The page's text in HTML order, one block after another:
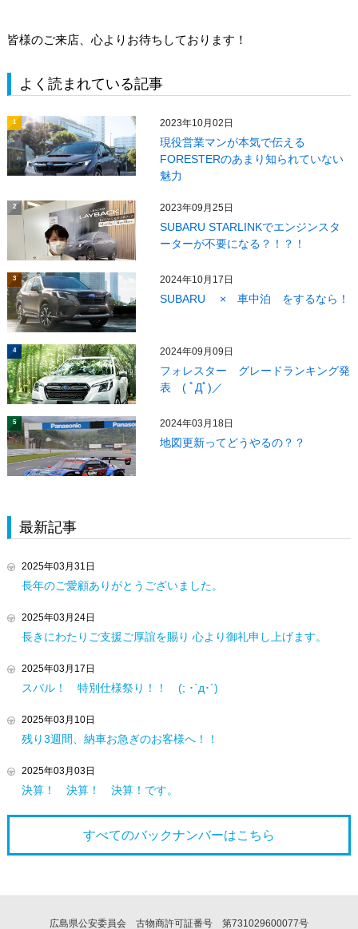
皆様のご来店、心よりお待ちしております！
よく読まれている記事
1 2023年10月02日
現役営業マンが本気で伝える
FORESTERのあまり知られていない
魅力
2 2023年09月25日
SUBARU STARLINKでエンジンスタ
ーターが不要になる？！？！
3 2024年10月17日
SUBARU × 車中泊 をするなら！
4 2024年09月09日
フォレスター グレードランキング発
表 ( ﾟДﾟ)／
5 2024年03月18日
地図更新ってどうやるの？？
最新記事
2025年03月31日
長年のご愛顧ありがとうございました。
2025年03月24日
長きにわたりご支援ご厚誼を賜り 心より御礼申し上げます。
2025年03月17日
スバル！ 特別仕様祭り！！ (; ･`д･´)
2025年03月10日
残り3週間、納車お急ぎのお客様へ！！
2025年03月03日
決算！ 決算！ 決算！です。
すべてのバックナンバーはこちら
広島県公安委員会 古物商許可証番号 第731029600077号